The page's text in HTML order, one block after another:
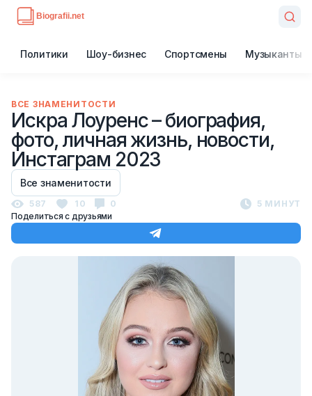
Политики Шоу-бизнес Спортсмены Музыканты
ВСЕ ЗНАМЕНИТОСТИ
Искра Лоуренс – биография,
фото, личная жизнь, новости,
Инстаграм 2023
Все знаменитости
587 10 0
5 МИНУТ
Поделиться с друзьями